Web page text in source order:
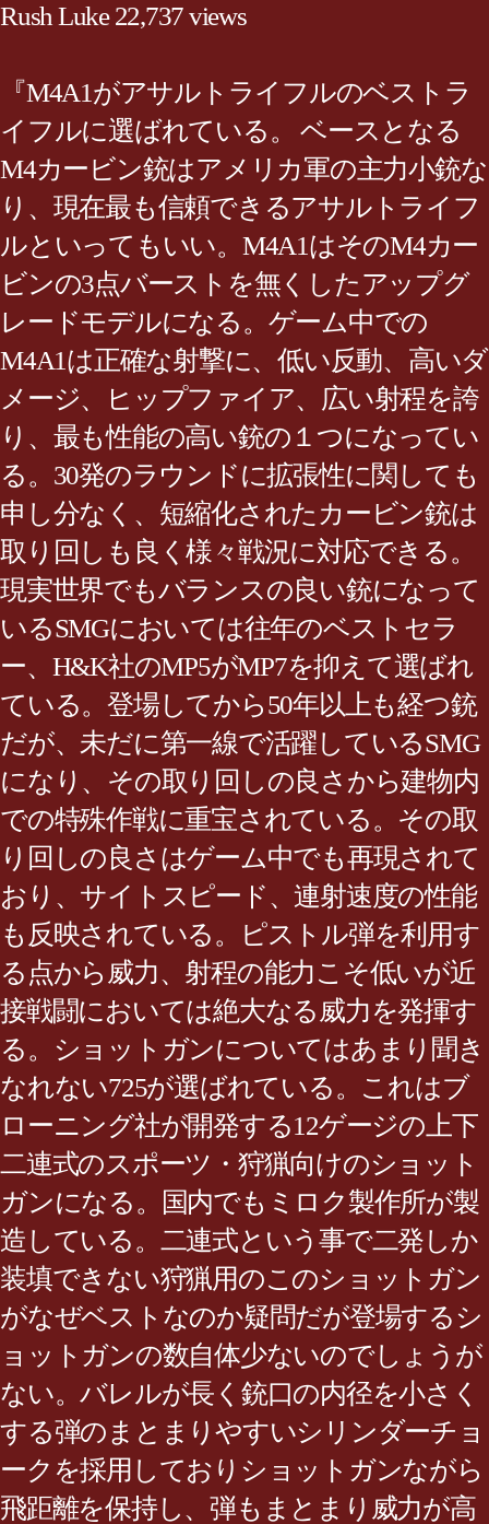
Rush Luke 22,737 views
『M4A1がアサルトライフルのベストラ
イフルに選ばれている。 ベースとなる
M4カービン銃はアメリカ軍の主力小銃な
り、現在最も信頼できるアサルトライフ
ルといってもいい。M4A1はそのM4カー
ビンの3点バーストを無くしたアップグ
レードモデルになる。ゲーム中での
M4A1は正確な射撃に、低い反動、高いダ
メージ、ヒップファイア、広い射程を誇
り、最も性能の高い銃の１つになってい
る。30発のラウンドに拡張性に関しても
申し分なく、短縮化されたカービン銃は
取り回しも良く様々戦況に対応できる。
現実世界でもバランスの良い銃になって
いるSMGにおいては往年のベストセラ
ー、H&K社のMP5がMP7を抑えて選ばれ
ている。登場してから50年以上も経つ銃
だが、未だに第一線で活躍しているSMG
になり、その取り回しの良さから建物内
での特殊作戦に重宝されている。その取
り回しの良さはゲーム中でも再現されて
おり、サイトスピード、連射速度の性能
も反映されている。ピストル弾を利用す
る点から威力、射程の能力こそ低いが近
接戦闘においては絶大なる威力を発揮す
る。ショットガンについてはあまり聞き
なれない725が選ばれている。これはブ
ローニング社が開発する12ゲージの上下
二連式のスポーツ・狩猟向けのショット
ガンになる。国内でもミロク製作所が製
造している。二連式という事で二発しか
装填できない狩猟用のこのショットガン
がなぜベストなのか疑問だが登場するシ
ョットガンの数自体少ないのでしょうが
ない。バレルが長く銃口の内径を小さく
する弾のまとまりやすいシリンダーチョ
ークを採用しておりショットガンながら
飛距離を保持し、弾もまとまり威力が高